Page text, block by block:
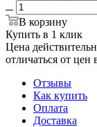
В корзину
Купить в 1 клик
Цена
отличаться от
Отзывы
Как купить
Оплата
Доставка